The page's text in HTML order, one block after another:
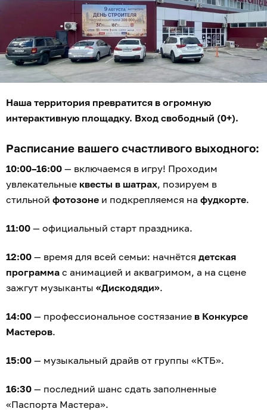
Наша территория превратится в огромную
интерактивную площадку. Вход свободный (0+).
Расписание вашего счастливого выходного:
10:00–16:00 — включаемся в игру! Проходим
увлекательные квесты в шатрах, позируем в
стильной фотозоне и подкрепляемся на фудкорте.
11:00 — официальный старт праздника.
12:00 — время для всей семьи: начнётся детская
программа с анимацией и аквагримом, а на сцене
зажгут музыканты «Дискодяди».
14:00 — профессиональное состязание в Конкурсе
Мастеров.
15:00 — музыкальный драйв от группы «КТБ».
16:30 — последний шанс сдать заполненные
«Паспорта Мастера».